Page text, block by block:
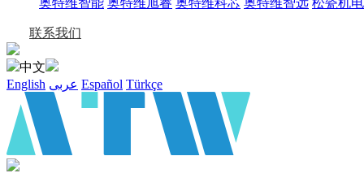
奥特维智能 奥特维旭睿 奥特维科芯 奥特维智远 松瓷机电
联系我们
中文
English عربى Español Türkçe